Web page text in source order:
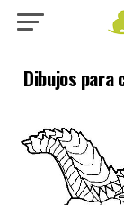
Dibujos para